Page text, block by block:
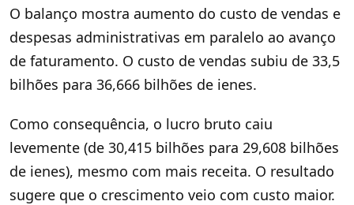
O balanço mostra aumento do custo de vendas e
despesas administrativas em paralelo ao avanço
de faturamento. O custo de vendas subiu de 33,5
bilhões para 36,666 bilhões de ienes.
Como consequência, o lucro bruto caiu
levemente (de 30,415 bilhões para 29,608 bilhões
de ienes), mesmo com mais receita. O resultado
sugere que o crescimento veio com custo maior.